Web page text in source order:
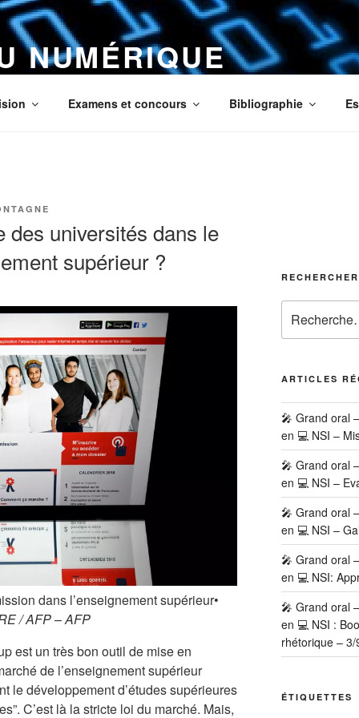
NUMÉRIQUE
Examens et concours Bibliographie
des universités dans le
supérieur ?
dans l’enseignement supérieur•
/ AFP–AFP
est un très bon outil de mise en
de l’enseignement supérieur
le développement d’études supérieures
C’est là la stricte loi du marché. Mais,
RECHERCHER
pour
:
ARTICLES
🎤 Grand oral
en 💻 NSI –
🎤 Grand oral
en 💻 NSI –
🎤 Grand oral
en 💻 NSI –
🎤 Grand oral
en 💻 NSI:
🎤 Grand oral
en 💻 NSI :
rhétorique – 3/
ÉTIQUETTES